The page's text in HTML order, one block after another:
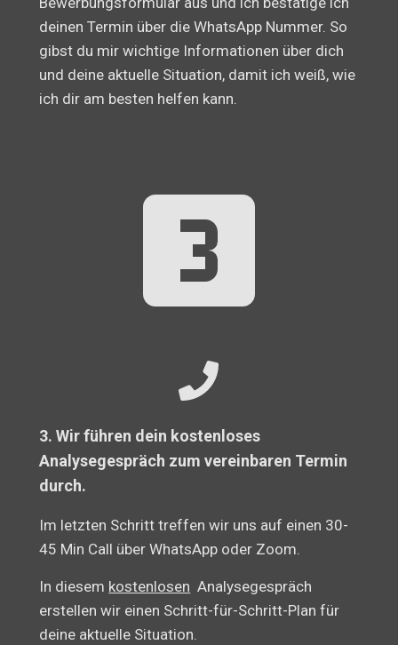
deinen Termin über die WhatsApp Nummer. So
gibst du mir wichtige Informationen über dich
und deine aktuelle Situation, damit ich weiß, wie
ich dir am besten helfen kann.
3. Wir führen dein kostenloses
Analysegespräch zum vereinbaren Termin
durch.
Im letzten Schritt treffen wir uns auf einen 30-
45 Min Call über WhatsApp oder Zoom.
In diesem kostenlosen Analysegespräch
erstellen wir einen Schritt-für-Schritt-Plan für
deine aktuelle Situation.